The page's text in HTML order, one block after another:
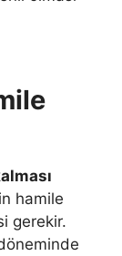
hamile
gerekir.